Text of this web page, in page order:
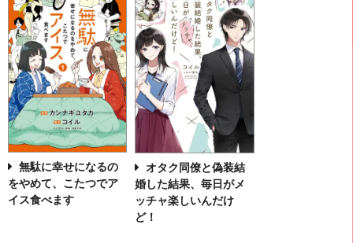
無駄に幸せになるの
をやめて、こたつでア
イス食べます
オタク同僚と偽装結
婚した結果、毎日がメ
ッチャ楽しいんだけ
ど！